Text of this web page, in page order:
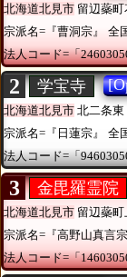
北海道北見市 留辺蘂
宗派名=『曹洞宗』
全
法人コード=「
2 学宝寺
北海道北見市 北二条
宗派名=『日蓮宗』
全
法人コード=「
3 金毘羅霊院
北海道北見市 留辺蘂
宗派名=『高野山真言宗
法人コード=「